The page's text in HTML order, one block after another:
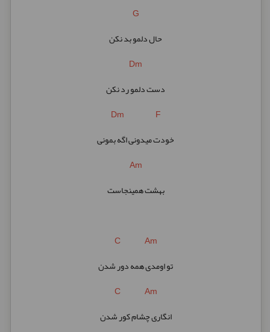
G
حال دلمو بد نکن
Dm
دست دلمو رد نکن
Dm F
خودت میدونی اگه بمونی
Am
بهشت همینجاست
C Am
تو اومدی همه دور شدن
C Am
انگاری چشام کور شدن